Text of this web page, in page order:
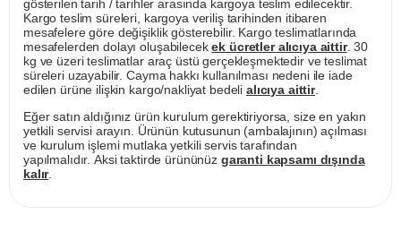
gösterilen tarih / tarihler arasında kargoya teslim edilecektir.
Kargo teslim süreleri, kargoya veriliş tarihinden itibaren
mesafelere göre değişiklik gösterebilir. Kargo teslimatlarında
mesafelerden dolayı oluşabilecekek ücretler alıcıya aittir. 30
kg ve üzeri teslimatlar araç üstü gerçekleşmektedir ve teslimat
süreleri uzayabilir. Cayma hakkı kullanılması nedeni ile iade
edilen ürüne ilişkin kargo/nakliyat bedeli alıcıya aittir.
Eğer satın aldığınız ürün kurulum gerektiriyorsa, size en yakın
yetkili servisi arayın. Ürünün kutusunun (ambalajının) açılması
ve kurulum işlemi mutlaka yetkili servis tarafından
yapılmalıdır. Aksi taktirde ürününüz garanti kapsamı dışında
kalır.